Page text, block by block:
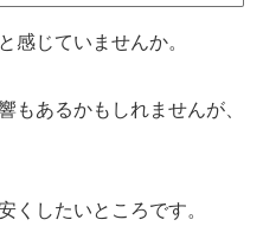
感じていませんか。
もあるかもしれませんが、
くしたいところです。